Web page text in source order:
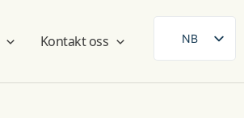
Kontakt oss
NB